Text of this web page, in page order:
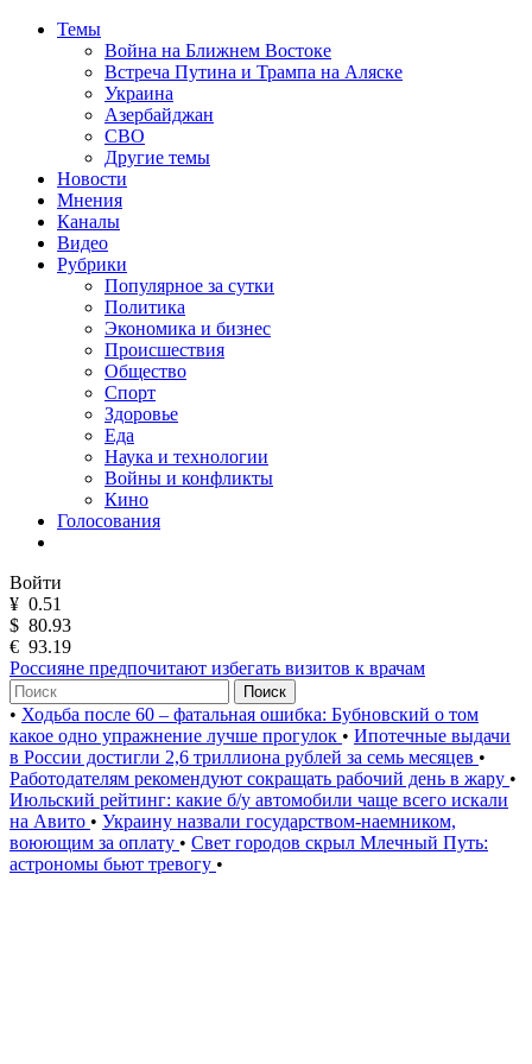
Темы
Война на Ближнем Востоке
Встреча Путина и Трампа на Аляске
Украина
Азербайджан
СВО
Другие темы
Новости
Мнения
Каналы
Видео
Рубрики
Популярное за сутки
Политика
Экономика и бизнес
Происшествия
Общество
Спорт
Здоровье
Еда
Наука и технологии
Войны и конфликты
Кино
Голосования
Войти
¥ 0.51
$ 80.93
€ 93.19
Россияне предпочитают избегать визитов к врачам
Поиск
• Ходьба после 60 – фатальная ошибка: Бубновский о том
какое одно упражнение лучше прогулок • Ипотечные выдачи
в России достигли 2,6 триллиона рублей за семь месяцев •
Работодателям рекомендуют сокращать рабочий день в жару •
Июльский рейтинг: какие б/у автомобили чаще всего искали
на Авито • Украину назвали государством-наемником,
воюющим за оплату • Свет городов скрыл Млечный Путь:
астрономы бьют тревогу •